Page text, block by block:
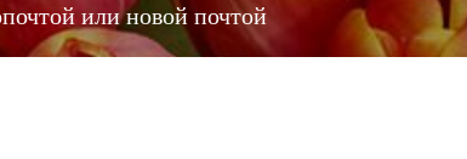
или новой почтой